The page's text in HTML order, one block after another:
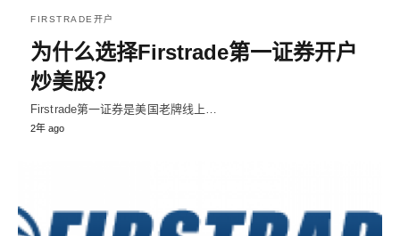
FIRSTRADE开户
为什么选择Firstrade第一证券开户
炒美股？
Firstrade第一证券是美国老牌线上…
2年 ago